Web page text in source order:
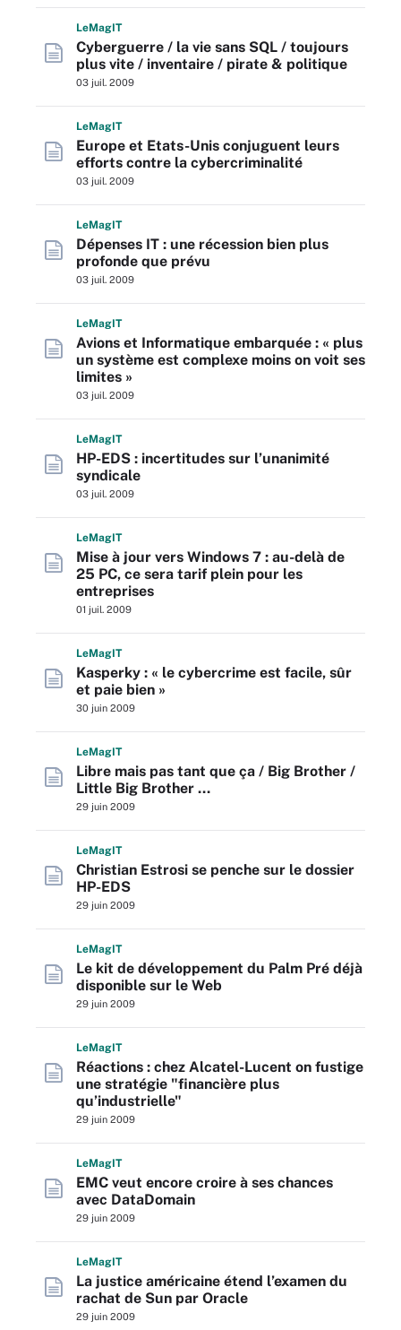
LeMagIT
Cyberguerre / la vie sans SQL / toujours
plus vite / inventaire / pirate & politique
03 juil. 2009
LeMagIT
Europe et Etats-Unis conjuguent leurs
efforts contre la cybercriminalité
03 juil. 2009
LeMagIT
Dépenses IT : une récession bien plus
profonde que prévu
03 juil. 2009
LeMagIT
Avions et Informatique embarquée : « plus
un système est complexe moins on voit ses
limites »
03 juil. 2009
LeMagIT
HP-EDS : incertitudes sur l’unanimité
syndicale
03 juil. 2009
LeMagIT
Mise à jour vers Windows 7 : au-delà de
25 PC, ce sera tarif plein pour les
entreprises
01 juil. 2009
LeMagIT
Kasperky : « le cybercrime est facile, sûr
et paie bien »
30 juin 2009
LeMagIT
Libre mais pas tant que ça / Big Brother /
Little Big Brother …
29 juin 2009
LeMagIT
Christian Estrosi se penche sur le dossier
HP-EDS
29 juin 2009
LeMagIT
Le kit de développement du Palm Pré déjà
disponible sur le Web
29 juin 2009
LeMagIT
Réactions : chez Alcatel-Lucent on fustige
une stratégie "financière plus
qu’industrielle"
29 juin 2009
LeMagIT
EMC veut encore croire à ses chances
avec DataDomain
29 juin 2009
LeMagIT
La justice américaine étend l’examen du
rachat de Sun par Oracle
29 juin 2009